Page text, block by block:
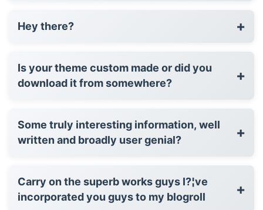
Hey there? +
Is your theme custom made or did you
download it from somewhere?
+
Some truly interesting information, well
written and broadly user genial?
+
Carry on the superb works guys I?¦ve
incorporated you guys to my blogroll
+